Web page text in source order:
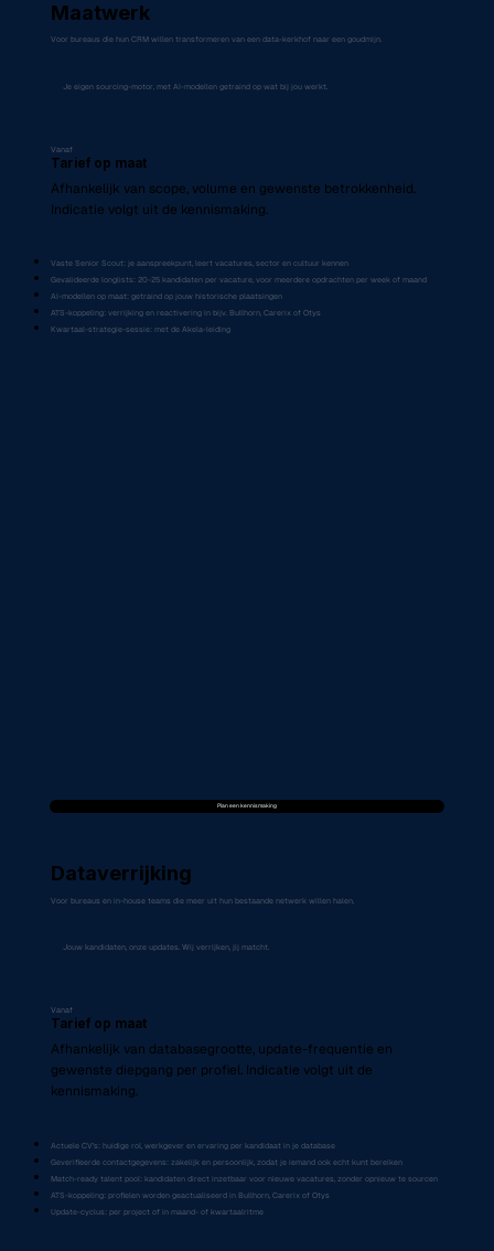
Plan een kennismaking
Maatwerk
Voor bureaus die hun CRM willen transformeren van een data-kerkhof naar een goudmijn.
Je eigen sourcing-motor, met AI-modellen getraind op wat bij jou werkt.
Vanaf
Tarief op maat
Afhankelijk van scope, volume en gewenste betrokkenheid.
Indicatie volgt uit de kennismaking.
Vaste Senior Scout: je aanspreekpunt, leert vacatures, sector en cultuur kennen
Gevalideerde longlists: 20-25 kandidaten per vacature, voor meerdere opdrachten per week of maand
AI-modellen op maat: getraind op jouw historische plaatsingen
ATS-koppeling: verrijking en reactivering in bijv. Bullhorn, Carerix of Otys
Kwartaal-strategie-sessie: met de Akela-leiding
Dataverrijking
Voor bureaus en in-house teams die meer uit hun bestaande netwerk willen halen.
Jouw kandidaten, onze updates. Wij verrijken, jij matcht.
Vanaf
Tarief op maat
Afhankelijk van databasegrootte, update-frequentie en
gewenste diepgang per profiel. Indicatie volgt uit de
kennismaking.
Actuele CV's: huidige rol, werkgever en ervaring per kandidaat in je database
Geverifieerde contactgegevens: zakelijk en persoonlijk, zodat je iemand ook echt kunt bereiken
Match-ready talent pool: kandidaten direct inzetbaar voor nieuwe vacatures, zonder opnieuw te sourcen
ATS-koppeling: profielen worden geactualiseerd in Bullhorn, Carerix of Otys
Update-cyclus: per project of in maand- of kwartaalritme